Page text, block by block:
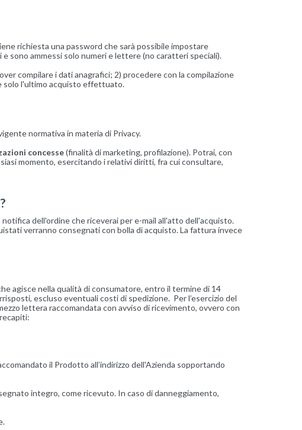
richiesta una password che sarà possibile impostare
sono ammessi solo numeri e lettere (no caratteri speciali).
compilare i dati anagrafici; 2) procedere con la compilazione
solo l'ultimo acquisto effettuato.
normativa in materia di Privacy.
concesse(finalità di marketing, profilazione). Potrai, con
momento, esercitando i relativi diritti, fra cui consultare,
dell'ordine che riceverai per e-mail all'atto dell'acquisto.
verranno consegnati con bolla di acquisto. La fattura invece
agisce nella qualità di consumatore, entro il termine di 14
escluso eventuali costi di spedizione. Per l’esercizio del
lettera raccomandata con avviso di ricevimento, ovvero con
il Prodotto all’indirizzo dell'Azienda sopportando
integro, come ricevuto. In caso di danneggiamento,